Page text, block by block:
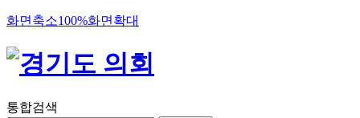
화면축소100%화면확대
통합검색